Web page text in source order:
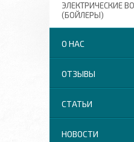
ЭЛЕКТРИЧЕСКИЕ
(БОЙЛЕРЫ)
О НАС
ОТЗЫВЫ
СТАТЬИ
НОВОСТИ